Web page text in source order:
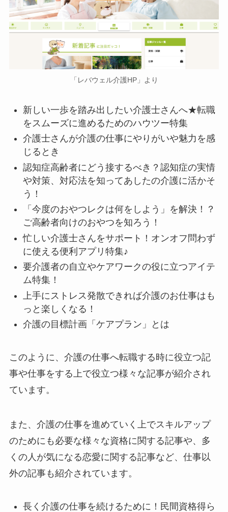
「レバウェル介護HP」より
新しい一歩を踏み出したい介護士さんへ★転職
をスムーズに進めるためのハウツー特集
介護士さんが介護の仕事にやりがいや魅力を感
じるとき
認知症高齢者にどう接するべき？認知症の実情
や対策、対応法を知ってあしたの介護に活かそ
う！
「今度のおやつレクは何をしよう」を解決！？
ご高齢者向けのおやつを知ろう！
忙しい介護士さんをサポート！オンオフ問わず
に使える便利アプリ特集♪
要介護者の自立やケアワークの役に立つアイテ
ム特集！
上手にストレス発散できれば介護のお仕事はも
っと楽しくなる！
介護の目標計画「ケアプラン」とは
このように、介護の仕事へ転職する時に役立つ記
事や仕事をする上で役立つ様々な記事が紹介され
ています。
また、介護の仕事を進めていく上でスキルアップ
のためにも必要な様々な資格に関する記事や、多
くの人が気になる恋愛に関する記事など、仕事以
外の記事も紹介されています。
長く介護の仕事を続けるために！民間資格得ら